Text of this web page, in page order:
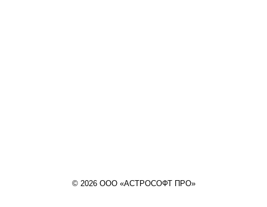
© 2026 ООО «АСТРОСОФТ ПРО»